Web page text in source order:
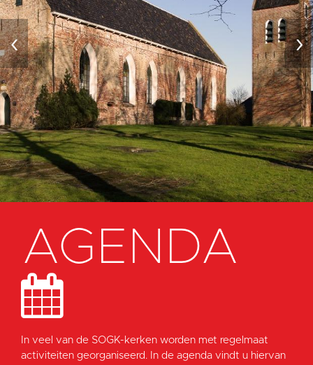
‹ ›
AGENDA
In veel van de SOGK-kerken worden met regelmaat
activiteiten georganiseerd. In de agenda vindt u hiervan